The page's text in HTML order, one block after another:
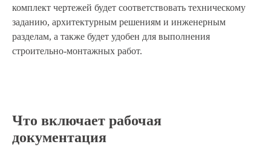
комплект чертежей будет соответствовать техническому
заданию, архитектурным решениям и инженерным
разделам, а также будет удобен для выполнения
строительно-монтажных работ.
Что включает рабочая
документация